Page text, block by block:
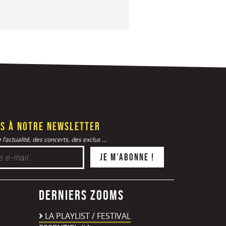
à notre newsletter
des concerts, des exclus ...
Derniers zooms
LA PLAYLIST / FESTIVAL